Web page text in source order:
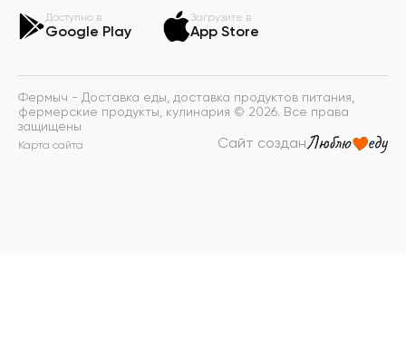
Доступно в
Google Play
Загрузите в
App Store
Фермыч - Доставка еды, доставка продуктов питания,
фермерские продукты, кулинария © 2026. Все права
защищены
Карта сайта Сайт создан